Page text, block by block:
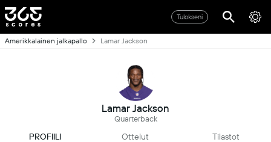
Tulokseni
Amerikkalainen jalkapallo Lamar Jackson
Lamar Jackson
Quarterback
PROFIILI Ottelut Tilastot